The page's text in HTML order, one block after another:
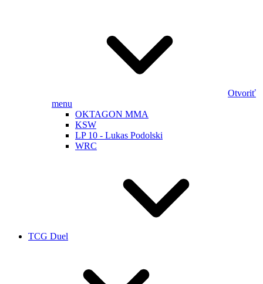
Otvoriť
menu
OKTAGON MMA
KSW
LP 10 - Lukas Podolski
WRC
TCG Duel